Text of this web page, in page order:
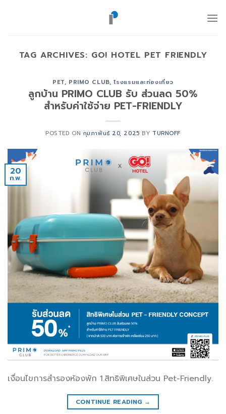
TAG ARCHIVES: GO! HOTEL PET FRIENDLY
PET, PRIMO CLUB, โรงแรมและท่องเที่ยว
ลูกบ้าน PRIMO CLUB รับ ส่วนลด 50%
สำหรับค่าใช้จ่าย PET-FRIENDLY
POSTED ON กุมภาพันธ์ 20, 2025 BY TURNOFF
20
ก.พ.
เงื่อนไขการสำรองห้องพัก 1.สิทธิพิเศษในส่วน Pet-Friendly.
CONTINUE READING →